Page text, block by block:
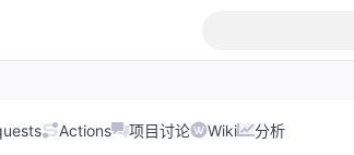
Actions 项目讨论 Wiki 分析